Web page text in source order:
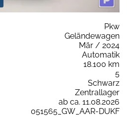
Pkw
Geländewagen
Mär / 2024
Automatik
18.100 km
5
Schwarz
Zentrallager
ab ca. 11.08.2026
051565_GW_AAR-DUKF